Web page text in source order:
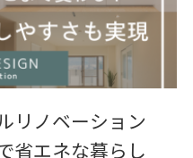
リノベーション
省エネな暮らし